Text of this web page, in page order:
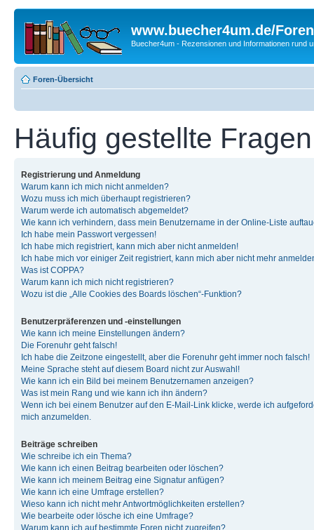
www.buecher4um.de/Foren
Buecher4um - Rezensionen und Informationen rund
Foren-Übersicht
Häufig gestellte Fragen
Registrierung und Anmeldung
Warum kann ich mich nicht anmelden?
Wozu muss ich mich überhaupt registrieren?
Warum werde ich automatisch abgemeldet?
Wie kann ich verhindern, dass mein Benutzername in der Online-Liste
Ich habe mein Passwort vergessen!
Ich habe mich registriert, kann mich aber nicht anmelden!
Ich habe mich vor einiger Zeit registriert, kann mich aber nicht mehr
Was ist COPPA?
Warum kann ich mich nicht registrieren?
Wozu ist die „Alle Cookies des Boards löschen“-Funktion?
Benutzerpräferenzen und -einstellungen
Wie kann ich meine Einstellungen ändern?
Die Forenuhr geht falsch!
Ich habe die Zeitzone eingestellt, aber die Forenuhr geht immer noch falsch!
Meine Sprache steht auf diesem Board nicht zur Auswahl!
Wie kann ich ein Bild bei meinem Benutzernamen anzeigen?
Was ist mein Rang und wie kann ich ihn ändern?
Wenn ich bei einem Benutzer auf den E-Mail-Link klicke, werde ich
mich anzumelden.
Beiträge schreiben
Wie schreibe ich ein Thema?
Wie kann ich einen Beitrag bearbeiten oder löschen?
Wie kann ich meinem Beitrag eine Signatur anfügen?
Wie kann ich eine Umfrage erstellen?
Wieso kann ich nicht mehr Antwortmöglichkeiten erstellen?
Wie bearbeite oder lösche ich eine Umfrage?
Warum kann ich auf bestimmte Foren nicht zugreifen?